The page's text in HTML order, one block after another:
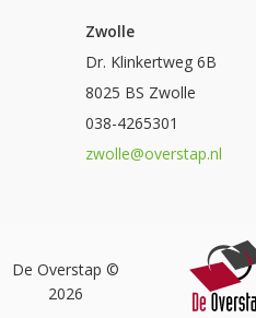
Zwolle
Dr. Klinkertweg 6B
8025 BS Zwolle
038-4265301
zwolle@overstap.nl
De Overstap ©
2026